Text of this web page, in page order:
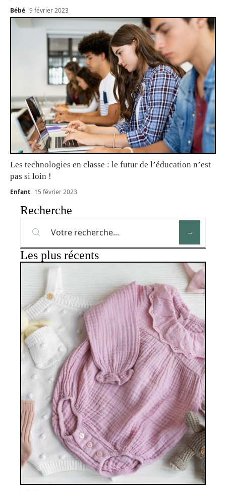
Bébé 9 février 2023
Les technologies en classe : le futur de l’éducation n’est
pas si loin !
Enfant 15 février 2023
Recherche
Les plus récents